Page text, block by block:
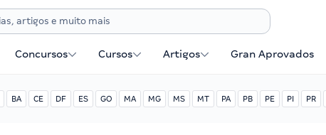
Concursos Cursos Artigos Gran Aprovados
BA CE DF ES GO MA MG MS MT PA PB PE PI PR